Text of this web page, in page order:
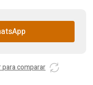
para comparar